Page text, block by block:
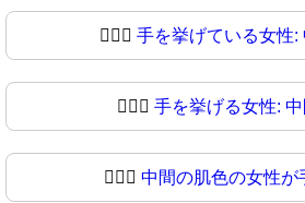
🙋🏼‍♀ 手を挙げている女性:
🙋🏽‍♀️ 手を挙げる女性:
🙋🏽‍♀ 中間の肌色の女性が